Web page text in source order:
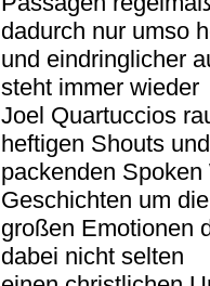
dadurch nur umso
und eindringlicher
steht immer wieder
Joel Quartuccios
heftigen Shouts und
packenden
Geschichten um die
großen Emotionen
dabei nicht selten